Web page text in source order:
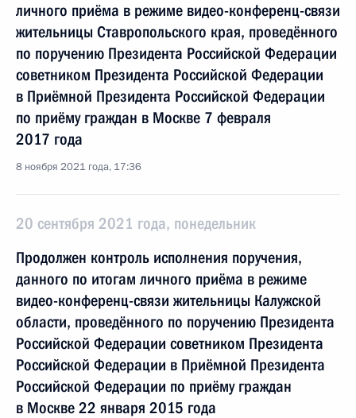
личного приёма в режиме видео-конференц-связи
жительницы Ставропольского края, проведённого
по поручению Президента Российской Федерации
советником Президента Российской Федерации
в Приёмной Президента Российской Федерации
по приёму граждан в Москве 7 февраля
2017 года
8 ноября 2021 года, 17:36
20 сентября 2021 года, понедельник
Продолжен контроль исполнения поручения,
данного по итогам личного приёма в режиме
видео-конференц-связи жительницы Калужской
области, проведённого по поручению Президента
Российской Федерации советником Президента
Российской Федерации в Приёмной Президента
Российской Федерации по приёму граждан
в Москве 22 января 2015 года